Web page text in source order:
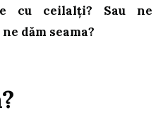
cu ceilalți? Sau ne
dăm seama?